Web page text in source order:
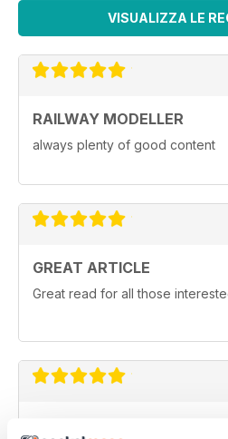
VISUALIZZA LE
RAILWAY MODELLER
always plenty of good content
GREAT ARTICLE
Great read for all those